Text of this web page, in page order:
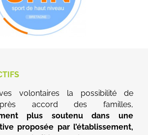
volontaires la possibilité de
accord des familles,
plus soutenu dans une
proposée par l’établissement,